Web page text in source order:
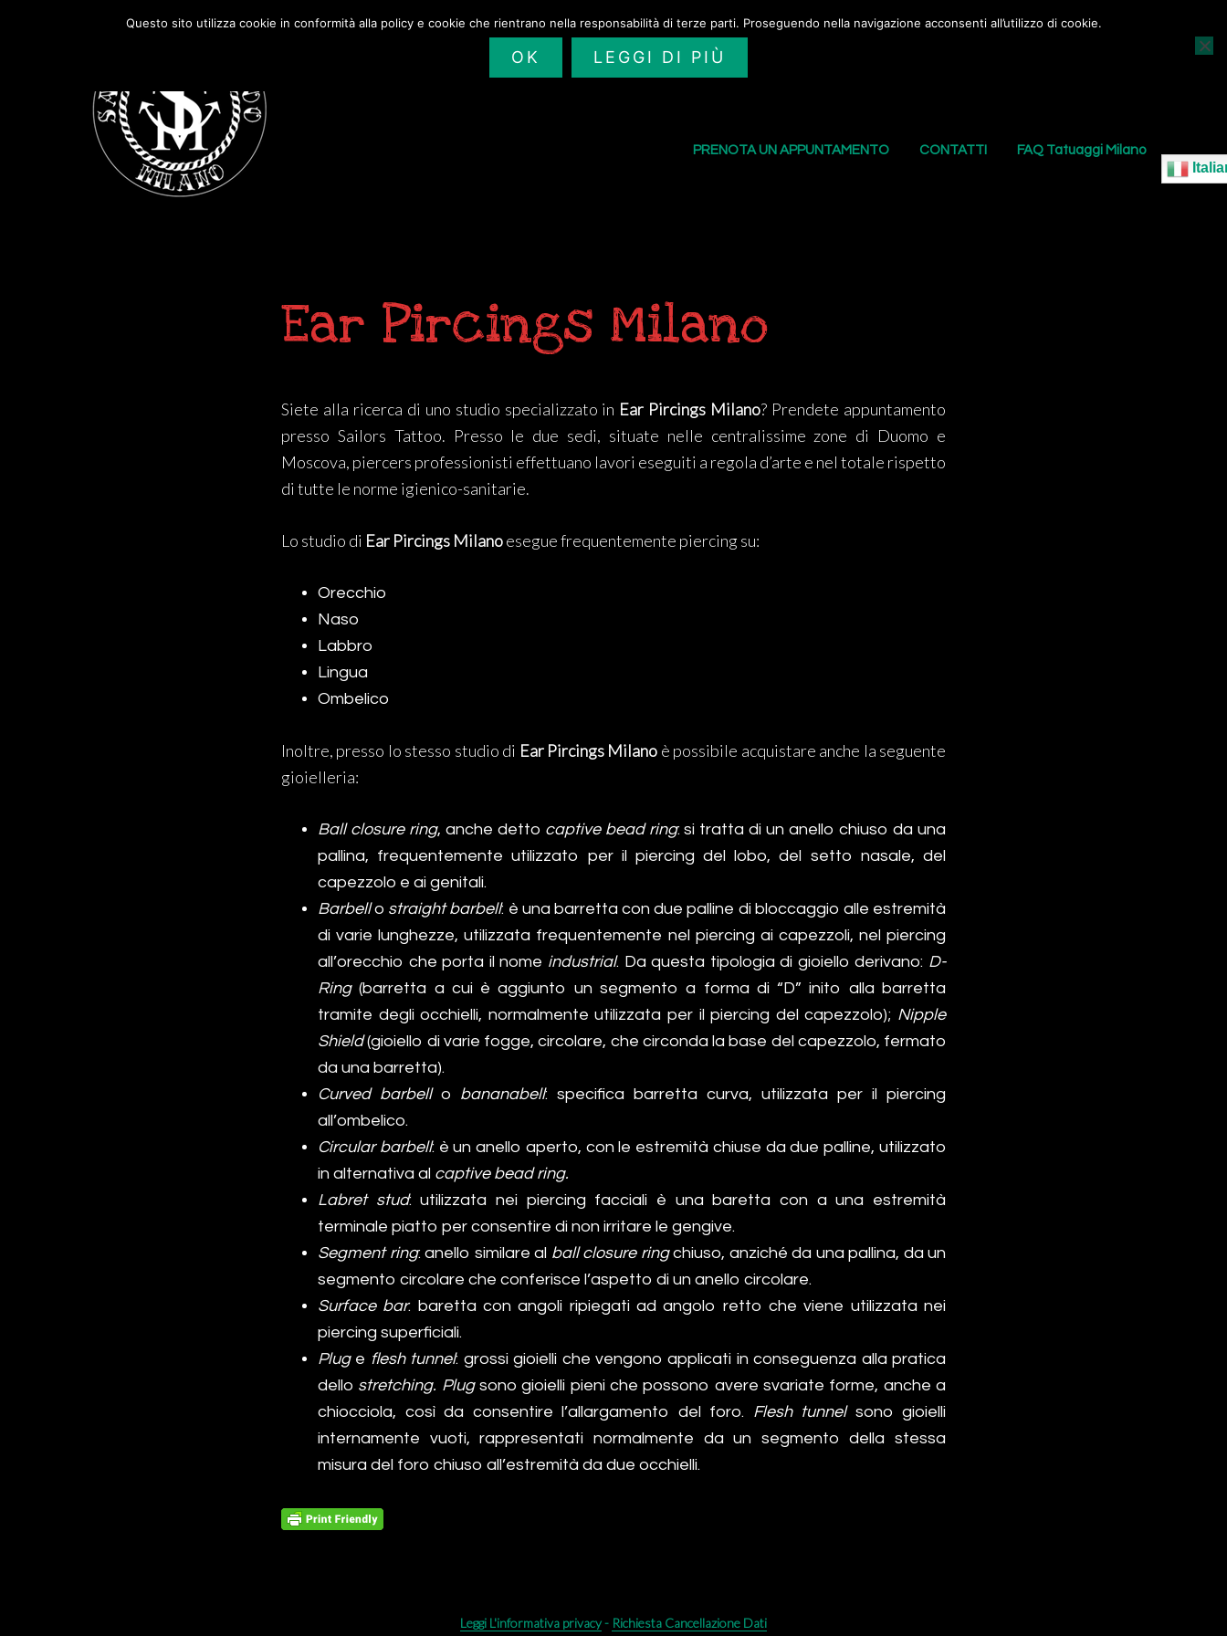
SAILORS TATTOO I NOSTRI TATUAGGI
PRENOTA UN APPUNTAMENTO CONTATTI FAQ Tatuaggi Milano
Ear Pircings Milano
Siete alla ricerca di uno studio specializzato in Ear Pircings Milano? Prendete appuntamento
presso Sailors Tattoo. Presso le due sedi, situate nelle centralissime zone di Duomo e
Moscova, piercers professionisti effettuano lavori eseguiti a regola d’arte e nel totale rispetto
di tutte le norme igienico-sanitarie.
Lo studio di Ear Pircings Milanoesegue frequentemente piercing su:
Orecchio
Naso
Labbro
Lingua
Ombelico
Inoltre, presso lo stesso studio di Ear Pircings Milano è possibile acquistare anche la seguente
gioielleria:
Ball closure ring, anche detto captive bead ring: si tratta di un anello chiuso da una
pallina, frequentemente utilizzato per il piercing del lobo, del setto nasale, del
capezzolo e ai genitali.
Barbello straight barbell: è una barretta con due palline di bloccaggio alle estremità
di varie lunghezze, utilizzata frequentemente nel piercing ai capezzoli, nel piercing
all’orecchio che porta il nome industrial. Da questa tipologia di gioiello derivano: D-
Ring(barretta a cui è aggiunto un segmento a forma di “D” inito alla barretta
tramite degli occhielli, normalmente utilizzata per il piercing del capezzolo); Nipple
Shield(gioiello di varie fogge, circolare, che circonda la base del capezzolo, fermato
da una barretta).
Curved barbello bananabell: specifica barretta curva, utilizzata per il piercing
all’ombelico.
Circular barbell: è un anello aperto, con le estremità chiuse da due palline, utilizzato
in alternativa al captive bead ring.
Labret stud: utilizzata nei piercing facciali è una baretta con a una estremità
terminale piatto per consentire di non irritare le gengive.
Segment ring: anello similare al ball closure ringchiuso, anziché da una pallina, da un
segmento circolare che conferisce l’aspetto di un anello circolare.
Surface bar: baretta con angoli ripiegati ad angolo retto che viene utilizzata nei
piercing superficiali.
Pluge flesh tunnel: grossi gioielli che vengono applicati in conseguenza alla pratica
dello stretching. Plugsono gioielli pieni che possono avere svariate forme, anche a
chiocciola, così da consentire l’allargamento del foro. Flesh tunnel sono gioielli
internamente vuoti, rappresentati normalmente da un segmento della stessa
misura del foro chiuso all’estremità da due occhielli.
Leggi L'informativa privacy- Richiesta Cancellazione Dati
Questo sito utilizza cookie in conformità alla policy e cookie che rientrano nella responsabilità di terze parti. Proseguendo nella navigazione acconsenti all’utilizzo di cookie.
OK LEGGI DI PIÙ